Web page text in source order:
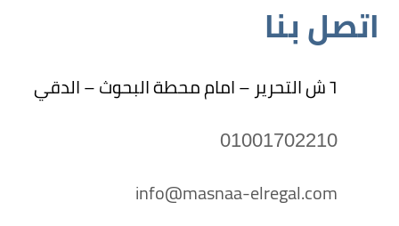
اتصل بنا
٦ ش التحرير – امام محطة البحوث – الدقي
01001702210
info@masnaa-elregal.com